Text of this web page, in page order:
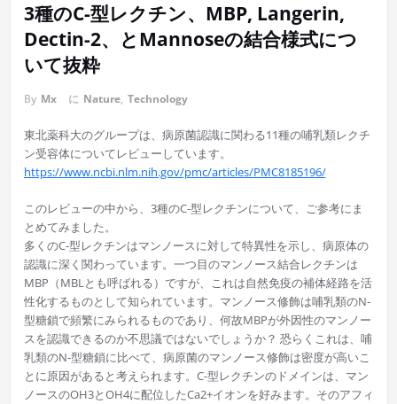
3種のC-型レクチン、MBP, Langerin,
Dectin-2、とMannoseの結合様式につ
いて抜粋
By Mx に Nature, Technology
東北薬科大のグループは、病原菌認識に関わる11種の哺乳類レクチ
ン受容体についてレビューしています。
https://www.ncbi.nlm.nih.gov/pmc/articles/PMC8185196/
このレビューの中から、3種のC-型レクチンについて、ご参考にま
とめてみました。
多くのC-型レクチンはマンノースに対して特異性を示し、病原体の
認識に深く関わっています。一つ目のマンノース結合レクチンは
MBP（MBLとも呼ばれる）ですが、これは自然免疫の補体経路を活
性化するものとして知られています。マンノース修飾は哺乳類のN-
型糖鎖で頻繁にみられるものであり、何故MBPが外因性のマンノー
スを認識できるのか不思議ではないでしょうか？ 恐らくこれは、哺
乳類のN-型糖鎖に比べて、病原菌のマンノース修飾は密度が高いこ
とに原因があると考えられます。C-型レクチンのドメインは、マン
ノースのOH3とOH4に配位したCa2+イオンを好みます。そのアフィ